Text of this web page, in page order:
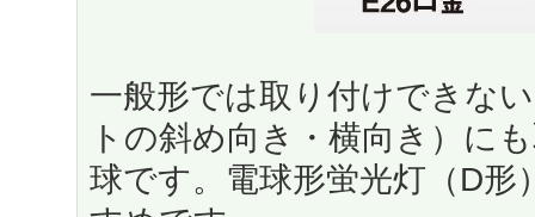
一般形では取り付けできな
トの斜め向き・横向き）に
球です。電球形蛍光灯（D